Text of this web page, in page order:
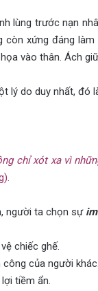
lùng trước nạn
xứng đáng
vào thân. Ách
lý do duy nhất, đó
chỉ xót xa vì
người ta chọn sự
chiếc ghế.
của người khác.
tiềm ẩn.